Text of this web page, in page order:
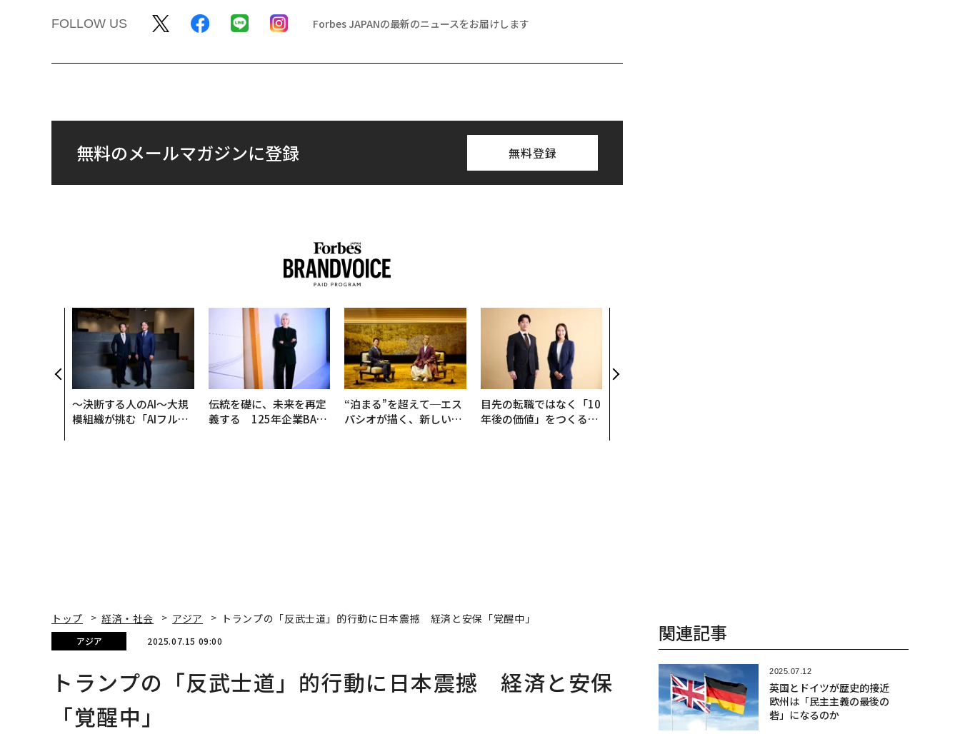
FOLLOW US Forbes JAPANの最新のニュースをお届けします
無料のメールマガジンに登録 無料登録
〜決断する人のAI〜大規
模組織が挑む「AIフル実
伝統を礎に、未来を再定
義する 125年企業BAT
“泊まる”を超えて─エス
パシオが描く、新しい日
目先の転職ではなく「10
年後の価値」をつくる─
トップ 経済・社会 アジア トランプの「反武士道」的行動に日本震撼 経済と安保「覚醒中」
アジア 2025.07.15 09:00
トランプの「反武士道」的行動に日本震撼 経済と安保
「覚醒中」
関連記事
2025.07.12
英国とドイツが歴史的接近
欧州は「民主主義の最後の
砦」になるのか